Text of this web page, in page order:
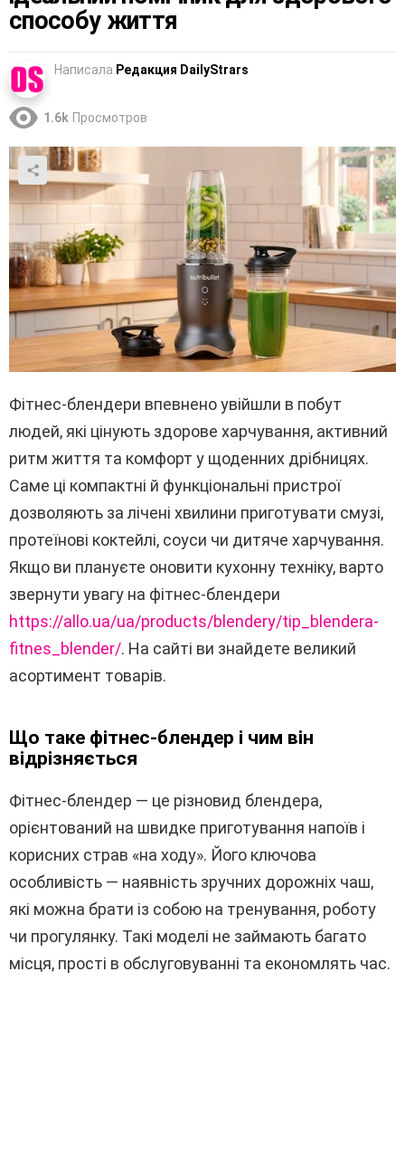
способу життя
Написала Редакция DailyStrars
1.6k Просмотров
Фітнес-блендери впевнено увійшли в побут
людей, які цінують здорове харчування, активний
ритм життя та комфорт у щоденних дрібницях.
Саме ці компактні й функціональні пристрої
дозволяють за лічені хвилини приготувати смузі,
протеїнові коктейлі, соуси чи дитяче харчування.
Якщо ви плануєте оновити кухонну техніку, варто
звернути увагу на фітнес-блендери
https://allo.ua/ua/products/blendery/tip_blendera-
fitnes_blender/. На сайті ви знайдете великий
асортимент товарів.
Що таке фітнес-блендер і чим він
відрізняється
Фітнес-блендер — це різновид блендера,
орієнтований на швидке приготування напоїв і
корисних страв «на ходу». Його ключова
особливість — наявність зручних дорожніх чаш,
які можна брати із собою на тренування, роботу
чи прогулянку. Такі моделі не займають багато
місця, прості в обслуговуванні та економлять час.